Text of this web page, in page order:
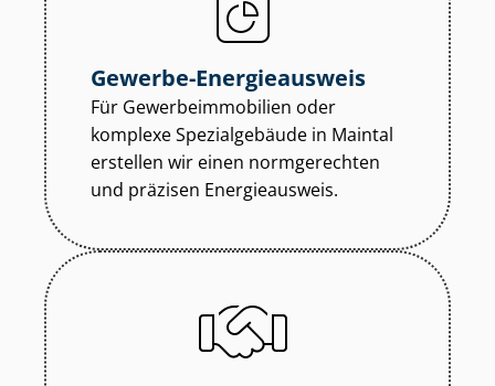
Gewerbe-Energieausweis
Für Ge­wer­be­im­mo­bi­li­en oder
komplexe Spezialgebäude in Maintal
erstellen wir einen normgerechten
und präzisen Energieausweis.